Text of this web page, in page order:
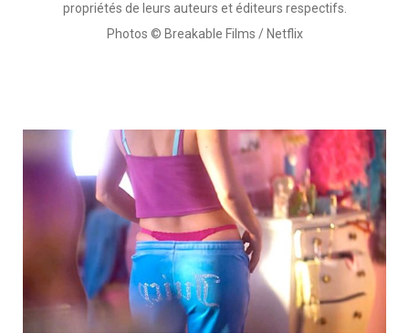
propriétés de leurs auteurs et éditeurs respectifs.
Photos © Breakable Films / Netflix